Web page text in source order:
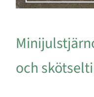
och